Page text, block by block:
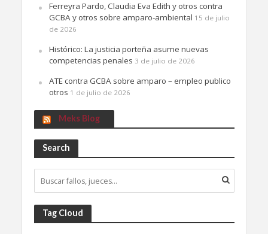
Ferreyra Pardo, Claudia Eva Edith y otros contra
GCBA y otros sobre amparo-ambiental 15 de julio
de 2026
Histórico: La justicia porteña asume nuevas
competencias penales 3 de julio de 2026
ATE contra GCBA sobre amparo – empleo publico
otros 1 de julio de 2026
Meks Blog
Search
Tag Cloud